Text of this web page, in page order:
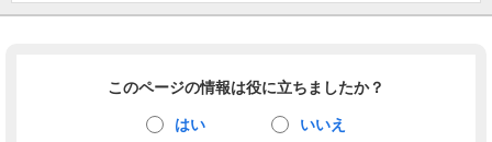
このページの情報は役に立ちましたか？
はい いいえ